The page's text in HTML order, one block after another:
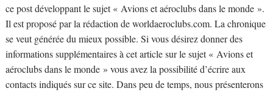
ce post développant le sujet « Avions et aéroclubs dans le monde ».
Il est proposé par la rédaction de worldaeroclubs.com. La chronique
se veut générée du mieux possible. Si vous désirez donner des
informations supplémentaires à cet article sur le sujet « Avions et
aéroclubs dans le monde » vous avez la possibilité d’écrire aux
contacts indiqués sur ce site. Dans peu de temps, nous présenterons